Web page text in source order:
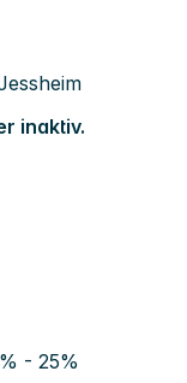
inaktiv.
- 25%